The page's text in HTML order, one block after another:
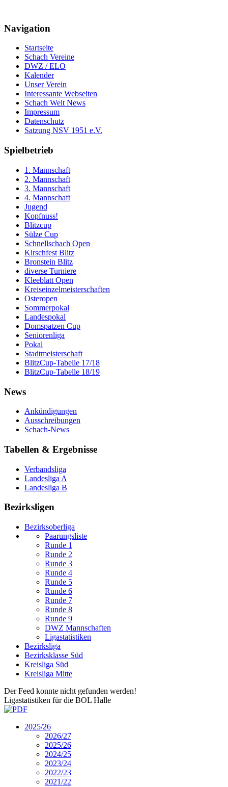
Navigation
Startseite
Schach Vereine
DWZ / ELO
Kalender
Unser Verein
Interessante Webseiten
Schach Welt News
Impressum
Datenschutz
Satzung NSV 1951 e.V.
Spielbetrieb
1. Mannschaft
2. Mannschaft
3. Mannschaft
4. Mannschaft
Jugend
Kopfnuss!
Blitzcup
Sülze Cup
Schnellschach Open
Kirschfest Blitz
Bronstein Blitz
diverse Turniere
Kleeblatt Open
Kreiseinzelmeisterschaften
Osteropen
Sommerpokal
Landespokal
Domspatzen Cup
Seniorenliga
Pokal
Stadtmeisterschaft
BlitzCup-Tabelle 17/18
BlitzCup-Tabelle 18/19
News
Ankündigungen
Ausschreibungen
Schach-News
Tabellen & Ergebnisse
Verbandsliga
Landesliga A
Landesliga B
Bezirksligen
Bezirksoberliga
Paarungsliste
Runde 1
Runde 2
Runde 3
Runde 4
Runde 5
Runde 6
Runde 7
Runde 8
Runde 9
DWZ Mannschaften
Ligastatistiken
Bezirksliga
Bezirksklasse Süd
Kreisliga Süd
Kreisliga Mitte
Der Feed konnte nicht gefunden werden!
Ligastatistiken für die BOL Halle
2025/26
2026/27
2025/26
2024/25
2023/24
2022/23
2021/22